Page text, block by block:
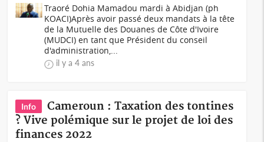
Traoré Dohia Mamadou mardi à Abidjan (ph
KOACI)Après avoir passé deux mandats à la tête
de la Mutuelle des Douanes de Côte d'Ivoire
(MUDCI) en tant que Président du conseil
d'administration,...
il y a 4 ans
Info
Cameroun : Taxation des tontines
? Vive polémique sur le projet de loi des
finances 2022